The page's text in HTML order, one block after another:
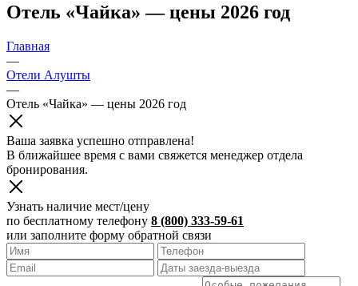
Отель «Чайка» — цены 2026 год
Главная
—
Отели Алушты
—
Отель «Чайка» — цены 2026 год
Ваша заявка успешно отправлена!
В ближайшее время с вами свяжется менеджер отдела
бронирования.
Узнать наличие мест/цену
по бесплатному телефону 8 (800) 333-59-61
или заполните форму обратной связи